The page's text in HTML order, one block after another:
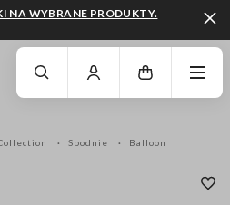
PRZEWIŃ NA DÓŁ STRONY
NA WYBRANE PRODUKTY.
Spodnie Balloon